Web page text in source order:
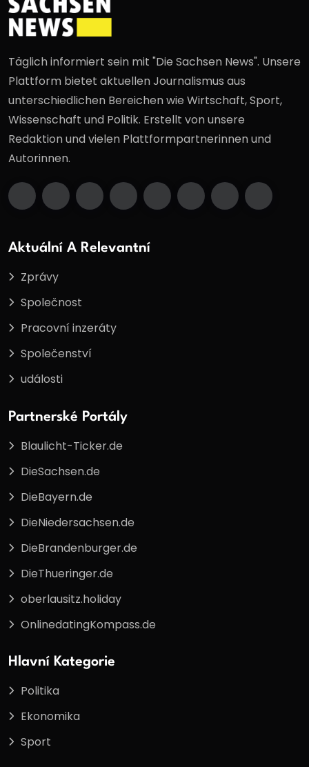
Täglich informiert sein mit "Die Sachsen News". Unsere
Plattform bietet aktuellen Journalismus aus
unterschiedlichen Bereichen wie Wirtschaft, Sport,
Wissenschaft und Politik. Erstellt von unsere
Redaktion und vielen Plattformpartnerinnen und
Autorinnen.
Aktuální A Relevantní
Zprávy
Společnost
Pracovní inzeráty
Společenství
události
Partnerské Portály
Blaulicht-Ticker.de
DieSachsen.de
DieBayern.de
DieNiedersachsen.de
DieBrandenburger.de
DieThueringer.de
oberlausitz.holiday
OnlinedatingKompass.de
Hlavní Kategorie
Politika
Ekonomika
Sport